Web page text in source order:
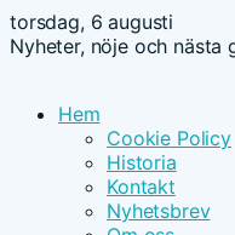
torsdag, 6 augusti
Nyheter, nöje och nästa
Hem
Cookie Policy
Historia
Kontakt
Nyhetsbrev